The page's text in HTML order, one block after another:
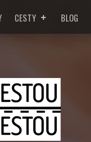
CESTY BLOG